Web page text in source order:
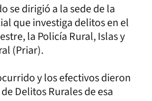
se dirigió a la sede de la
que investiga delitos en el
la Policía Rural, Islas y
(Priar).
y los efectivos dieron
Delitos Rurales de esa